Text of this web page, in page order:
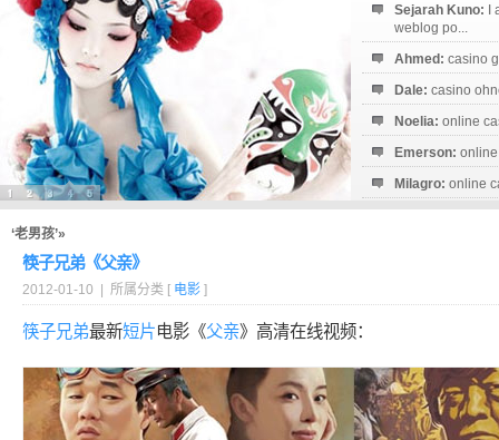
Sejarah Kuno:
weblog po...
Ahmed: casino
Dale: casino
Noelia: online
Emerson:
Milagro: online
‘老男孩’»
筷子兄弟《父亲》
2012-01-10 | 所属分类 [ 电影 ]
筷子兄弟最新短片电影《父亲》高清在线视频：